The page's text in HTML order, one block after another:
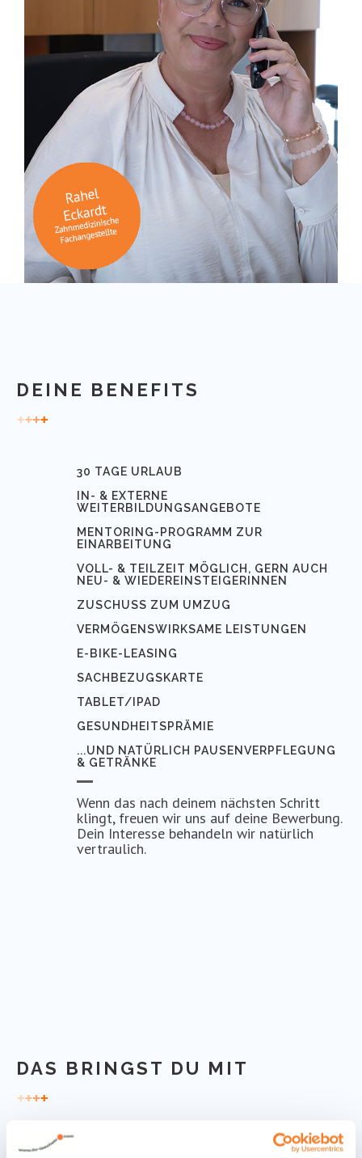
DEINE BENEFITS
30 TAGE URLAUB
IN- & EXTERNE
WEITERBILDUNGSANGEBOTE
MENTORING-PROGRAMM ZUR
EINARBEITUNG
VOLL- & TEILZEIT MÖGLICH, GERN AUCH
NEU- & WIEDEREINSTEIGERINNEN
ZUSCHUSS ZUM UMZUG
VERMÖGENSWIRKSAME LEISTUNGEN
E-BIKE-LEASING
SACHBEZUGSKARTE
TABLET/IPAD
GESUNDHEITSPRÄMIE
...UND NATÜRLICH PAUSENVERPFLEGUNG
& GETRÄNKE
Wenn das nach deinem nächsten Schritt
klingt, freuen wir uns auf deine Bewerbung.
Dein Interesse behandeln wir natürlich
vertraulich.
DAS BRINGST DU MIT
ERFAHRUNG IN DER ABRECHNUNG UND